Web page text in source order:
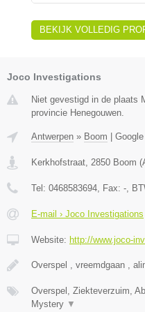
BEKIJK VOLLEDIG
Joco Investigations
Niet gevestigd in de plaats
provincie Henegouwen.
Antwerpen » Boom
Kerkhofstraat, 2850 Boom (
Tel: 0468583694, Fax: -,
E-mail › Joco Investigations
Website: http://www.joco-
Overspel , vreemdgaan ,
Overspel, Ziekteverzuim,
Mystery ▼